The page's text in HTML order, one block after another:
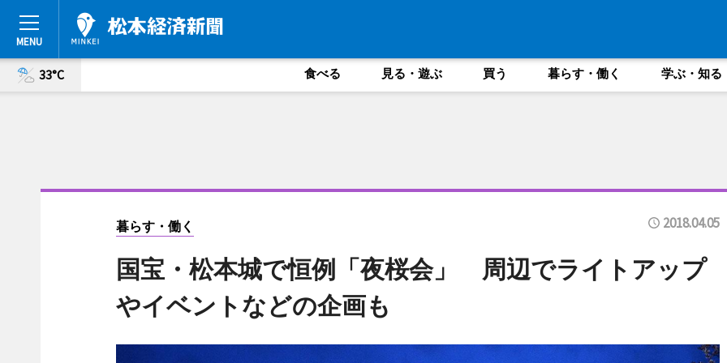
33°C 食べる 見る・遊ぶ 買う 暮らす・働く 学ぶ・知る
暮らす・働く 2018.04.05
国宝・松本城で恒例「夜桜会」 周辺でライトアップ
やイベントなどの企画も